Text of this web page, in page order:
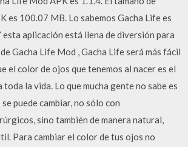
es 100.07 MB. Lo sabemos Gacha Life es
aplicación está llena de diversión para
Gacha Life Mod , Gacha Life será más fácil
el color de ojos que tenemos al nacer es el
la vida. Lo que mucha gente no sabe es
puede cambiar, no sólo con
sino también de manera natural,
Para cambiar el color de tus ojos no